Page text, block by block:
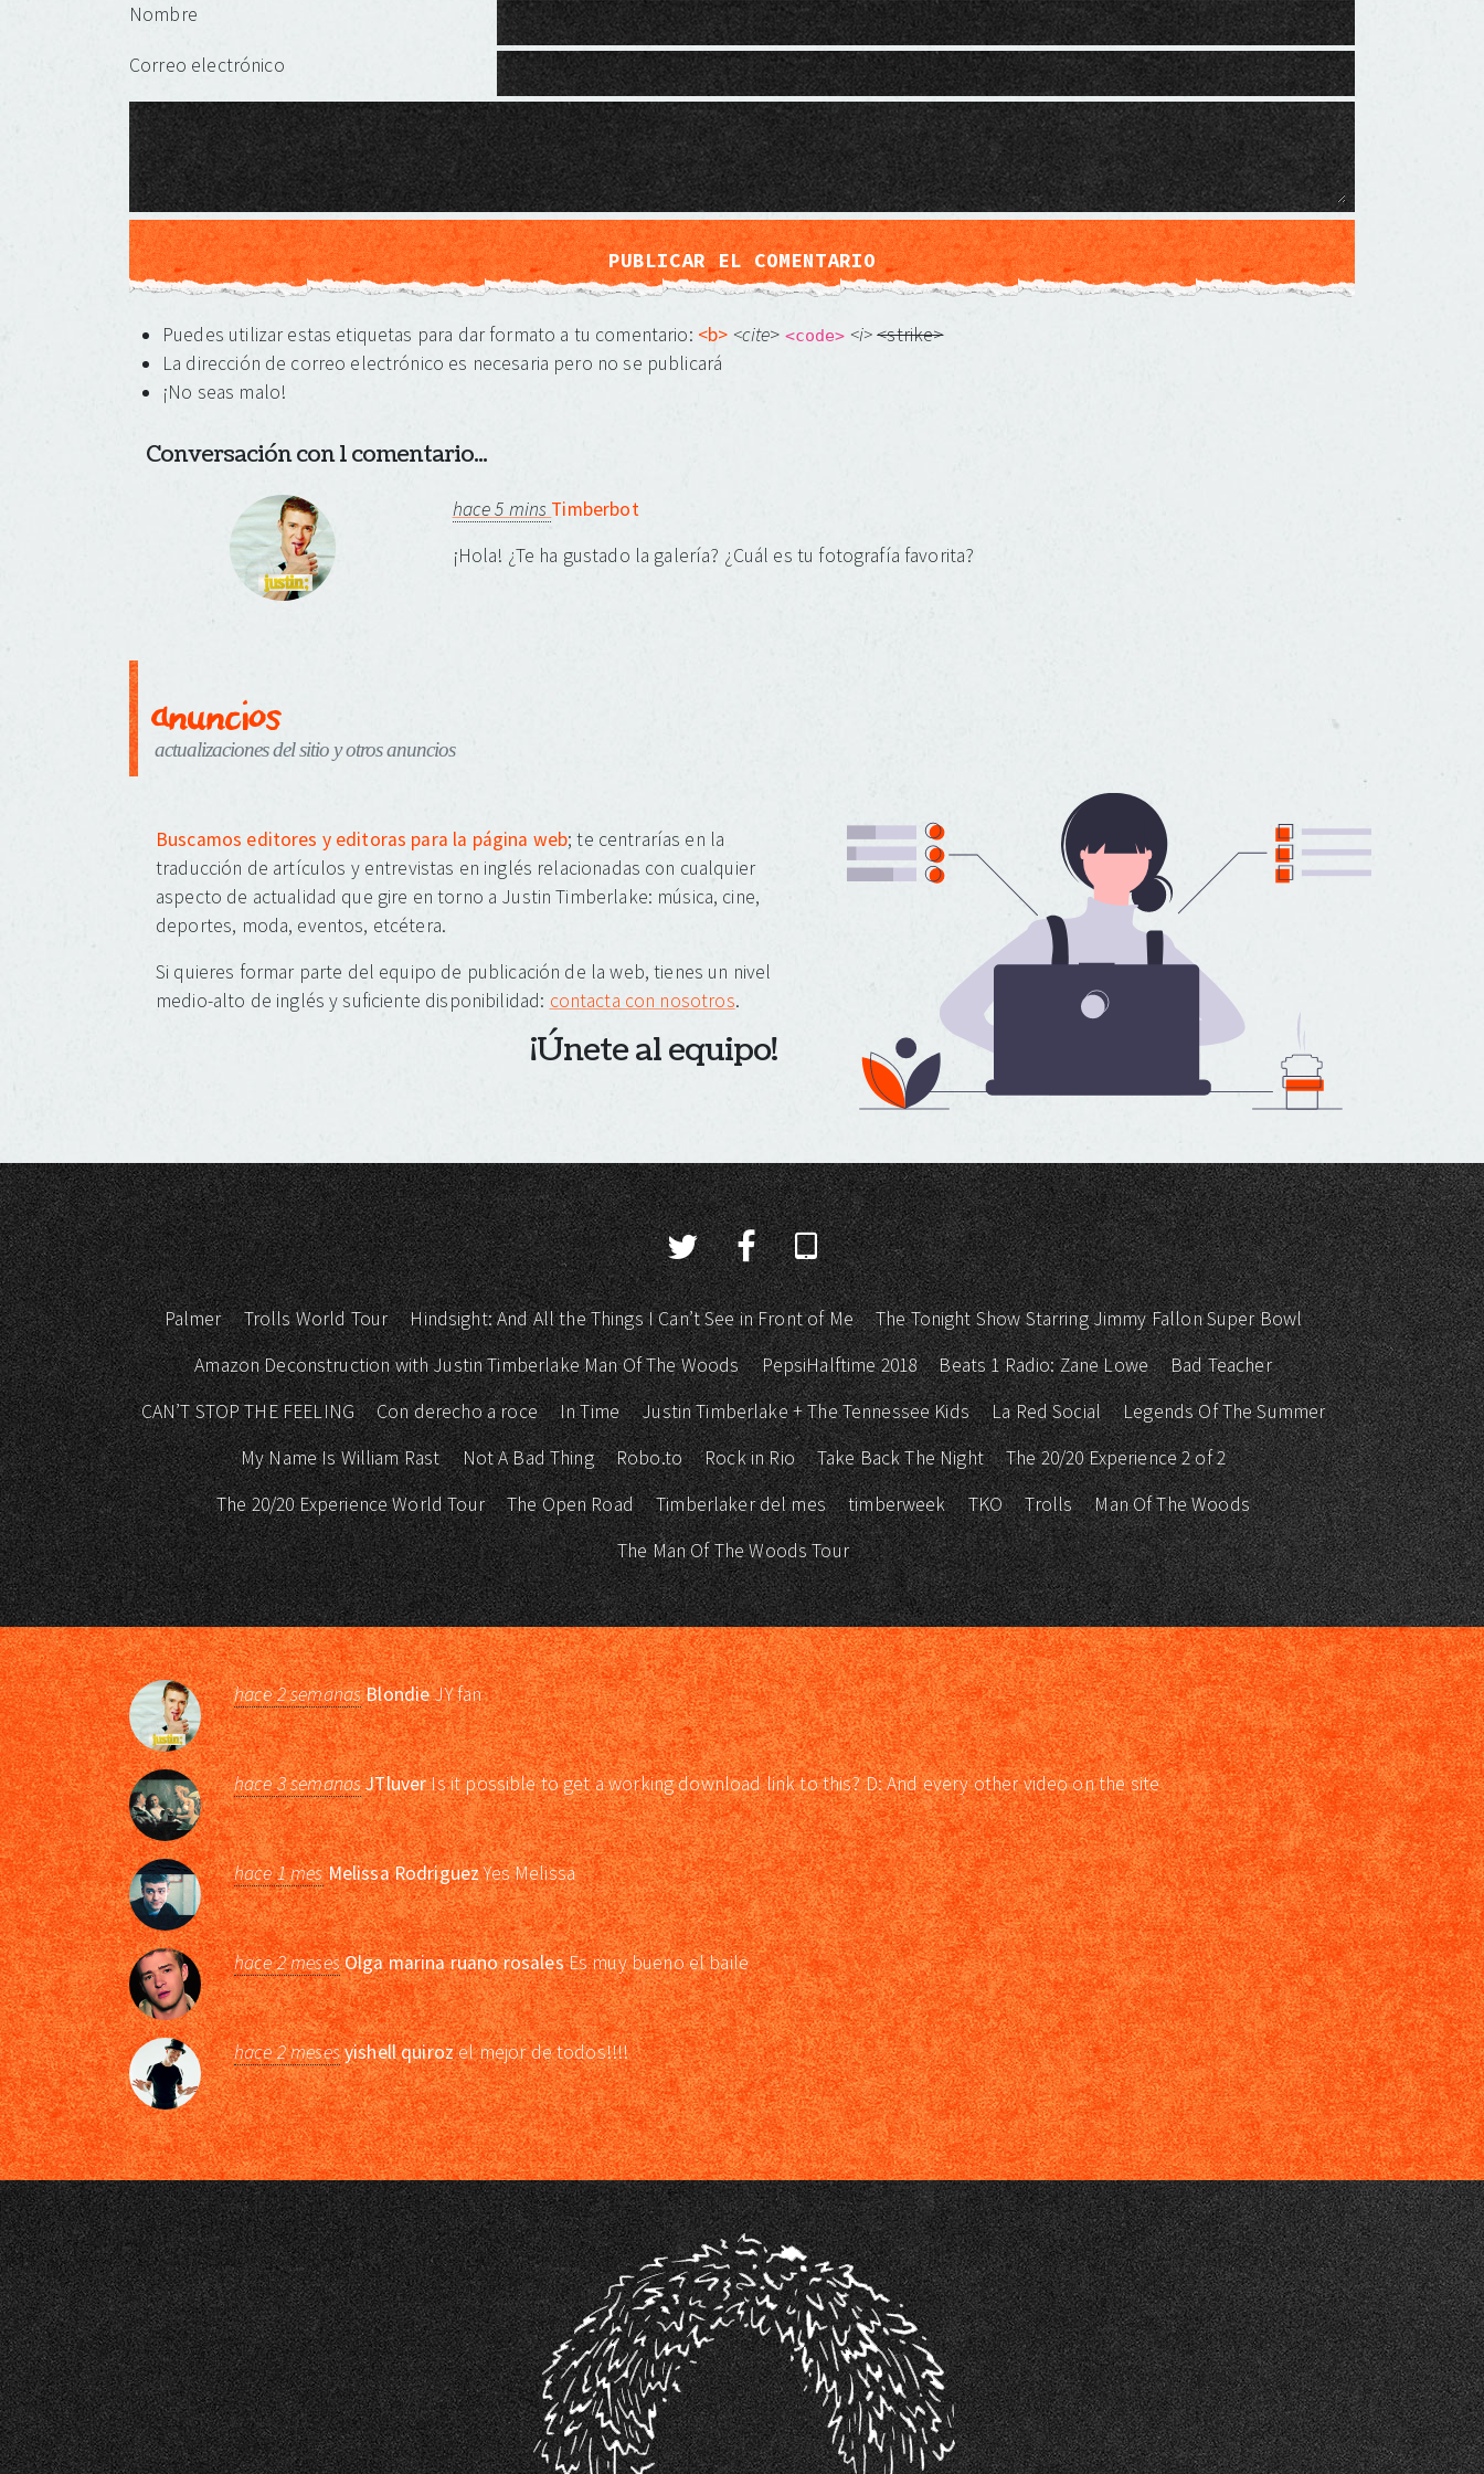
Nombre
Correo electrónico
Puedes utilizar estas etiquetas para dar formato a tu comentario: <b> <cite> <code> <i><strike>
La dirección de correo electrónico es necesaria pero no se publicará
¡No seas malo!
Conversación con 1 comentario...
hace 5 mins Timberbot
¡Hola! ¿Te ha gustado la galería? ¿Cuál es tu fotografía favorita?
anuncios
actualizaciones del sitio y otros anuncios
Buscamos editores y editoras para la página web; te centrarías en la
traducción de artículos y entrevistas en inglés relacionadas con cualquier
aspecto de actualidad que gire en torno a Justin Timberlake: música, cine,
deportes, moda, eventos, etcétera.
Si quieres formar parte del equipo de publicación de la web, tienes un nivel
medio-alto de inglés y suficiente disponibilidad: contacta con nosotros.
¡Únete al equipo!
Palmer Trolls World Tour Hindsight: And All the Things I Can’t See in Front of Me
The Tonight Show Starring Jimmy Fallon Super Bowl
Amazon Deconstruction with Justin Timberlake Man Of The Woods
PepsiHalftime 2018 Beats 1 Radio: Zane Lowe
Bad Teacher
CAN’T STOP THE FEELING
Con derecho a roce In Time Justin Timberlake + The Tennessee Kids La Red Social
Legends Of The Summer
My Name Is William Rast
Not A Bad Thing Robo.to Rock in Rio Take Back The Night
The 20/20 Experience 2 of 2
The 20/20 Experience World Tour
The Open Road Timberlaker del mes timberweek TKO Trolls
Man Of The Woods
The Man Of The Woods Tour
hace 2 semanasBlondieJY fan
hace 3 semanasJTluverIs it possible to get a working download link to this? D: And every other video on the site
hace 1 mesMelissa RodriguezYes Melissa
hace 2 mesesOlga marina ruano rosalesEs muy bueno el baile
hace 2 mesesyishell quirozel mejor de todos!!!!